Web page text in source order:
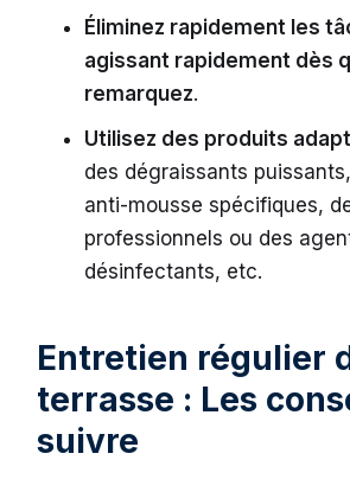
Éliminez rapidement les
agissant rapidement dès
remarquez.
Utilisez des produits
des dégraissants
anti-mousse spécifiques,
professionnels ou des
désinfectants, etc.
Entretien régulier
terrasse : Les
suivre